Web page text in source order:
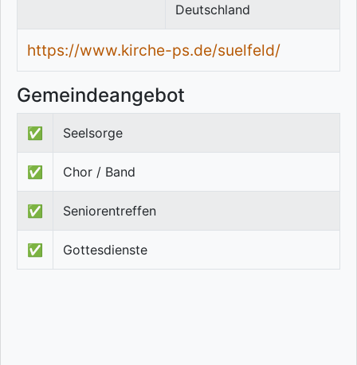
Deutschland
https://www.kirche-ps.de/suelfeld/
Gemeindeangebot
✅ Seelsorge
✅ Chor / Band
✅ Seniorentreffen
✅ Gottesdienste